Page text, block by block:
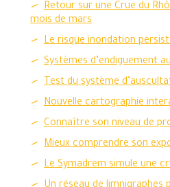
Retour sur une Crue du
mois de mars
Le risque inondation
Systèmes d’endiguement
Test du système
Nouvelle cartographie
Connaître son niveau de
Mieux comprendre son
Le Symadrem simule une